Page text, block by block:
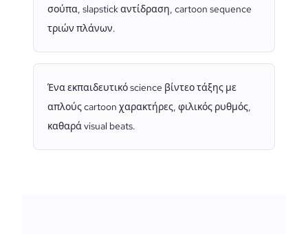
σούπα, slapstick αντίδραση, cartoon sequence
τριών πλάνων.
Ένα εκπαιδευτικό science βίντεο τάξης με
απλούς cartoon χαρακτήρες, φιλικός ρυθμός,
καθαρά visual beats.